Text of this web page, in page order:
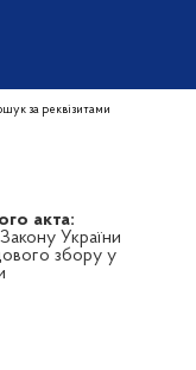
за реквізитами
акта:
України
збору у